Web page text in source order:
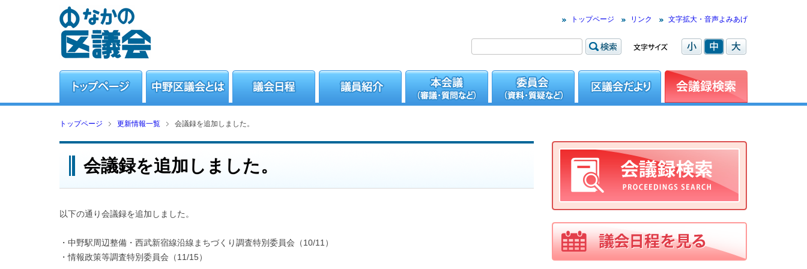
トップページ リンク 文字拡大・音声よみあげ
トップページ 更新情報一覧 会議録を追加しました。
会議録を追加しました。
以下の通り会議録を追加しました。
・中野駅周辺整備・西武新宿線沿線まちづくり調査特別委員会（10/11）
・情報政策等調査特別委員会（11/15）